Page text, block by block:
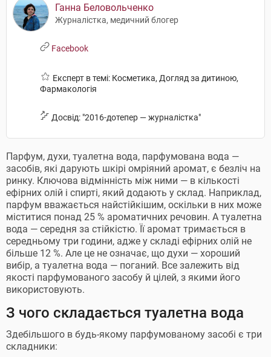
Ганна Беловольченко
Журналістка, медичний блогер
Facebook
Експерт в темі: Косметика, Догляд за дитиною,
Фармакологія
Досвід: "2016-дотепер — журналістка"
Парфум, духи, туалетна вода, парфумована вода —
засобів, які дарують шкірі омріяний аромат, є безліч на
ринку. Ключова відмінність між ними — в кількості
ефірних олій і спирті, який додають у склад. Наприклад,
парфум вважається найстійкішим, оскільки в них може
міститися понад 25 % ароматичних речовин. А туалетна
вода — середня за стійкістю. Її аромат тримається в
середньому три години, адже у складі ефірних олій не
більше 12 %. Але це не означає, що духи — хороший
вибір, а туалетна вода — поганий. Все залежить від
якості парфумованого засобу й цілей, з якими його
використовують.
З чого складається туалетна вода
Здебільшого в будь-якому парфумованому засобі є три
складники: